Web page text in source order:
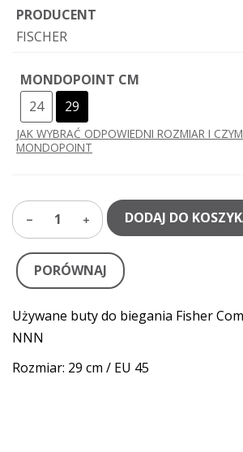
PRODUCENT
FISCHER
MONDOPOINT CM
24
29
JAK WYBRAĆ ODPOWIEDNI ROZMIAR I
MONDOPOINT
1 DODAJ DO
PORÓWNAJ
Używane buty do biegania Fisher
NNN
Rozmiar: 29 cm / EU 45